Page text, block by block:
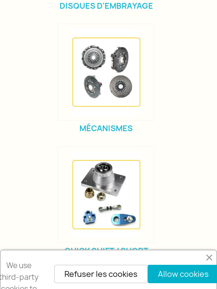
DISQUES D'EMBRAYAGE
MÉCANISMES
QUICK SHIFT / SHORT
We use
party
Allow cookies
Refuser les cookies